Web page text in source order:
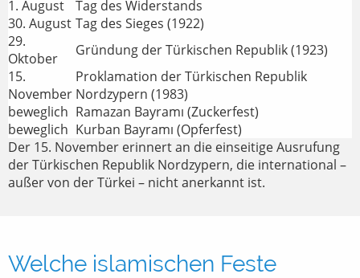
1. August
Tag des Widerstands
30. August Tag des Sieges (1922)
29.
Oktober
Gründung der Türkischen Republik (1923)
15.
November
Proklamation der Türkischen Republik
Nordzypern (1983)
beweglich Ramazan Bayramı (Zuckerfest)
beweglich Kurban Bayramı (Opferfest)
Der 15. November erinnert an die einseitige Ausrufung
der Türkischen Republik Nordzypern, die international –
außer von der Türkei – nicht anerkannt ist.
Welche islamischen Feste